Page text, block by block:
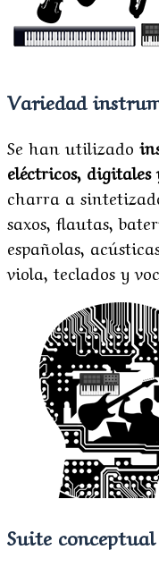
Variedad
Se han utilizado
eléctricos,
charra a
saxos, flautas,
españolas,
viola, teclados y
Suite conceptual